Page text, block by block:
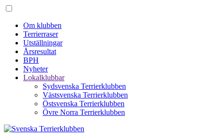
Om klubben
Terrierraser
Utställningar
Årsresultat
BPH
Nyheter
Lokalklubbar
Sydsvenska Terrierklubben
Västsvenska Terrierklubben
Östsvenska Terrierklubben
Övre Norra Terrierklubben